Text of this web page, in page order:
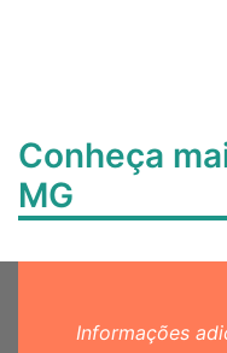
Conheça
MG
Informações